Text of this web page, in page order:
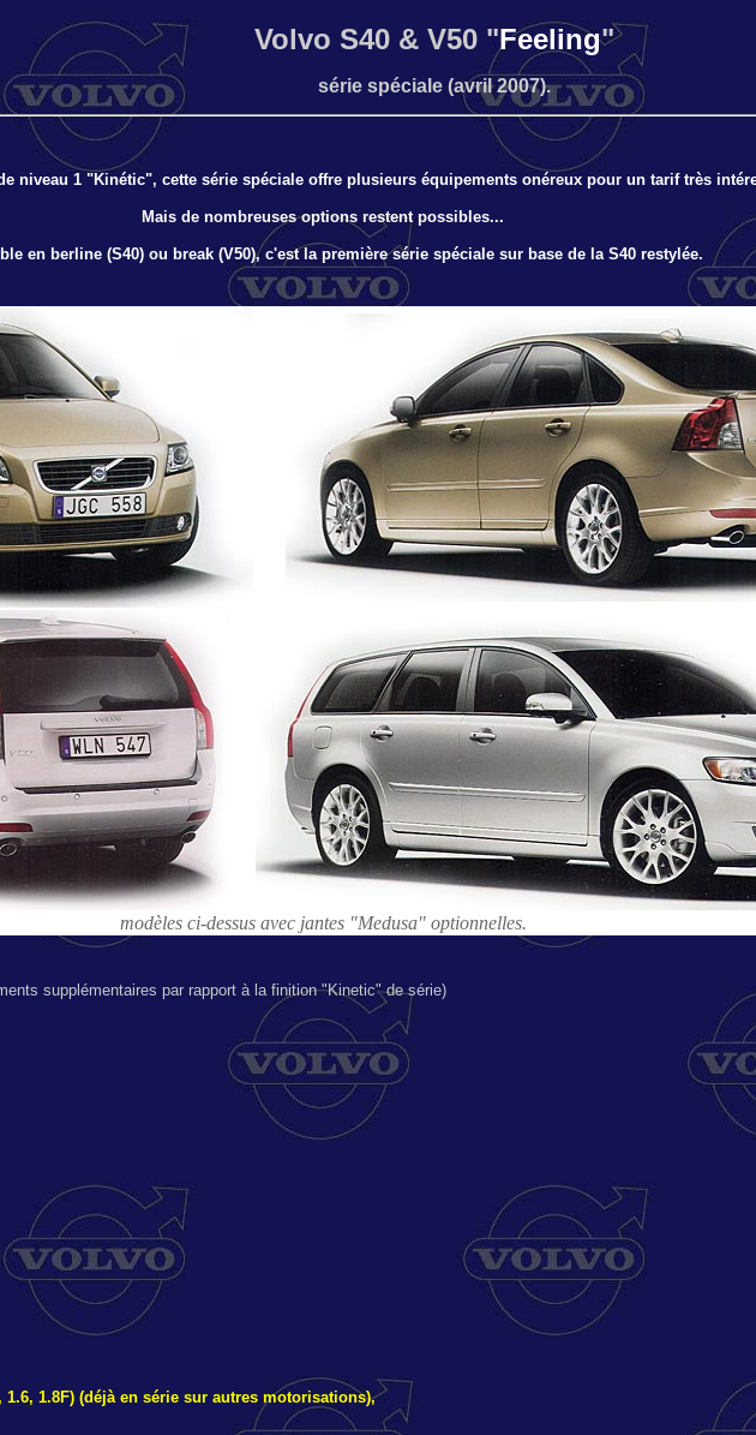
Volvo S40 & V50 "Feeling"
série spéciale (avril 2007).
niveau 1 "Kinétic", cette série spéciale offre plusieurs équipements onéreux pour un tarif très
Mais de nombreuses options restent possibles...
en berline (S40) ou break (V50), c'est la première série spéciale sur base de la S40 restylée.
modèles ci-dessus avec jantes "Medusa" optionnelles.
supplémentaires par rapport à la finition "Kinetic" de série)
1.8F) (déjà en série sur autres motorisations),